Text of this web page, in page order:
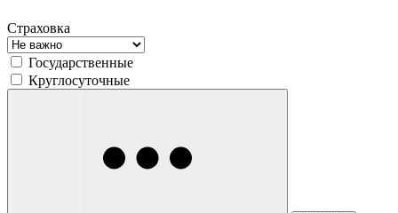
Страховка
Государственные
Круглосуточные